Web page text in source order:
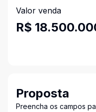
Valor venda
R$
Proposta
Preencha os campos